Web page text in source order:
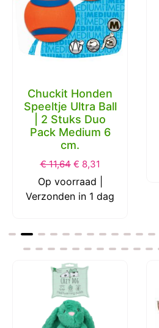
Chuckit Honden
Speeltje Ultra Ball
| 2 Stuks Duo
Pack Medium 6
cm.
€11,64 € 8,31
Op voorraad |
Verzonden in 1 dag